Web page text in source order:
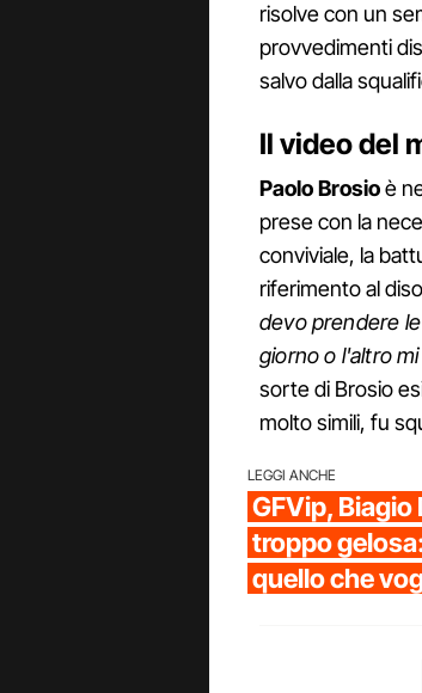
risolve con un
provvedimenti
salvo dalla
Il video del
Paolo Brosioè
prese con la
conviviale, la
riferimento al
devo prendere
giorno o l'altro
sorte di Brosio
molto simili, fu
LEGGI ANCHE
GFVip,
troppo
quello che